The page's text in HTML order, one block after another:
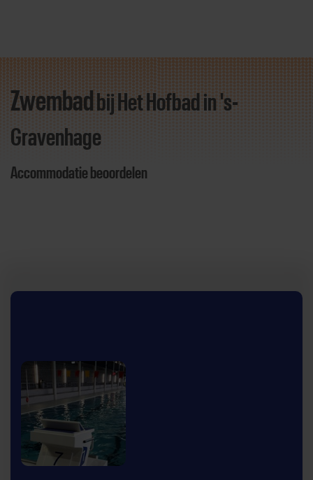
Direct door naar content
Zwembad bij Het Hofbad in 's-
Gravenhage
Accommodatie beoordelen